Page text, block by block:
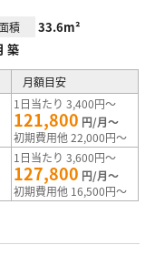
積 33.6m²
築
月額目安
1日当たり 3,400円～
121,800 円/月～
初期費用他 22,000円～
1日当たり 3,600円～
127,800 円/月～
初期費用他 16,500円～